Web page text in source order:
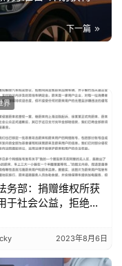
下一篇
界
务部：捐赠维权所获
于社会公益，拒绝向
车”持有人出售车辆
2023年8月6日